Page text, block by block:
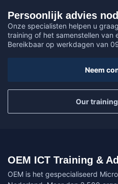
Persoonlijk advies
Onze specialisten helpen u
training of het samenstellen van
Bereikbaar op werkdagen van
Neem
Our
OEM ICT Training &
OEM is het gespecialiseerd